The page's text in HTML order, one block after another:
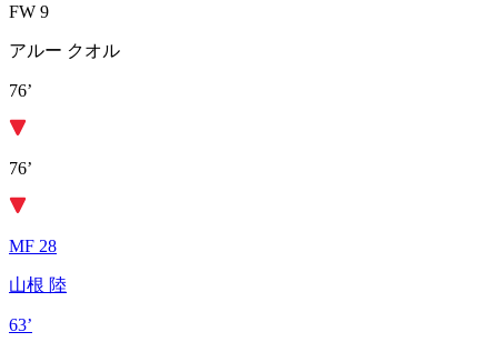
FW 9
アルー クオル
76’
76’
MF 28
山根 陸
63’